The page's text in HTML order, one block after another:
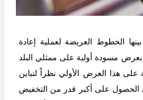
الخطوط العريضة لعملية إعادة
بعرض مسودة أولية على ممثلي البلد
على هذا العرض الأولي نظراً لتباين
الحصول على أكبر قدر من التخفيض